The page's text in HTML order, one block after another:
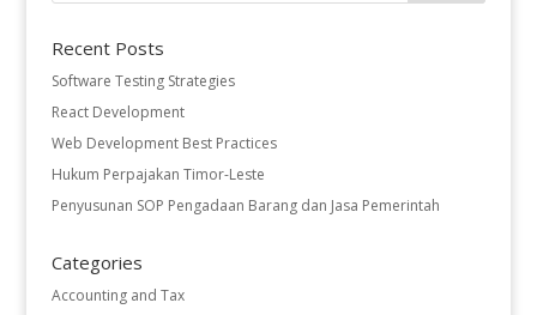
Recent Posts
Software Testing Strategies
React Development
Web Development Best Practices
Hukum Perpajakan Timor-Leste
Penyusunan SOP Pengadaan Barang dan Jasa Pemerintah
Categories
Accounting and Tax